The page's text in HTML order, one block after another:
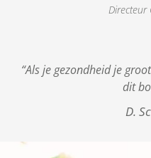
Directeur
“Als je gezondheid je
dit
D.